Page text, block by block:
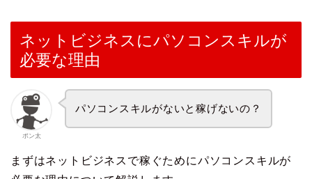
ネットビジネスにパソコンスキルが
必要な理由
ポン太
パソコンスキルがないと稼げないの？
まずはネットビジネスで稼ぐためにパソコンスキルが